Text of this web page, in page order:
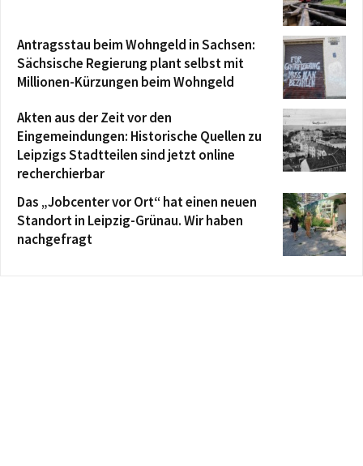
Antragsstau beim Wohngeld in Sachsen:
Sächsische Regierung plant selbst mit
Millionen-Kürzungen beim Wohngeld
Akten aus der Zeit vor den
Eingemeindungen: Historische Quellen zu
Leipzigs Stadtteilen sind jetzt online
recherchierbar
Das „Jobcenter vor Ort“ hat einen neuen
Standort in Leipzig-Grünau. Wir haben
nachgefragt